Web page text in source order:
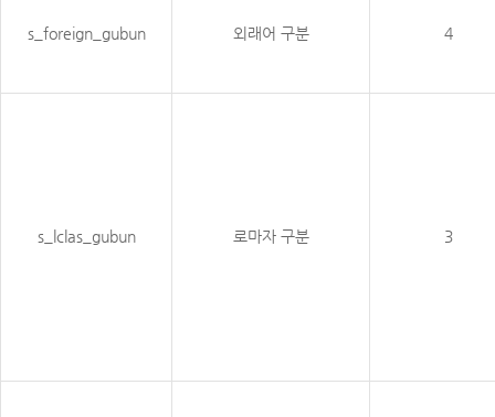
s_foreign_gubun 외래어 구분 4
s_lclas_gubun 로마자 구분 3